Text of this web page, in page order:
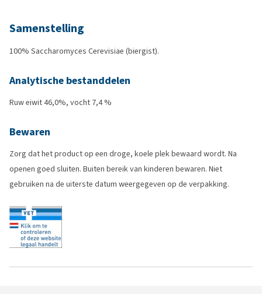
Samenstelling
100% Saccharomyces Cerevisiae (biergist).
Analytische bestanddelen
Ruw eiwit 46,0%, vocht 7,4 %
Bewaren
Zorg dat het product op een droge, koele plek bewaard wordt. Na
openen goed sluiten. Buiten bereik van kinderen bewaren. Niet
gebruiken na de uiterste datum weergegeven op de verpakking.